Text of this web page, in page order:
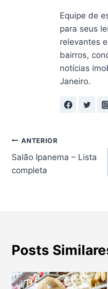
Equipe de
para seus
relevantes
bairros,
notícias
Janeiro.
Navegação
de
ANTERIOR
Salão Ipanema – Lista
completa
Posts